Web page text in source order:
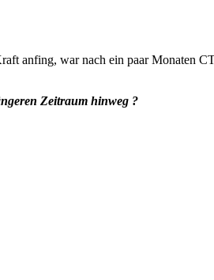
anfing, war nach ein paar Monaten
Zeitraum hinweg ?